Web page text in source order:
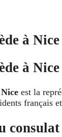
à Nice
à
est la
français
consulat